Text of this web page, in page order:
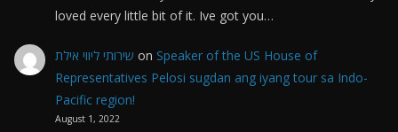
loved every little bit of it. Ive got you…
שירותי ליווי אילת on Speaker of the US House of
Representatives Pelosi sugdan ang iyang tour sa Indo-
Pacific region!
August 1, 2022